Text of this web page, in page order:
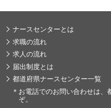
ナースセンターとは
求職の流れ
求人の流れ
届出制度とは
都道府県ナースセンター一覧
＊ お電話でのお問い合わせは、
ぞ。